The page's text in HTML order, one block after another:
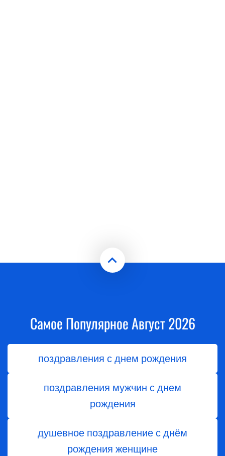
Самое Популярное Август 2026
поздравления с днем рождения
поздравления мужчин с днем
рождения
душевное поздравление с днём
рождения женщине